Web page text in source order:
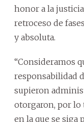
honor a la
retroceso de
y absoluta.
“Consideramos
responsabilidad
supieron
otorgaron, por lo
en la que se siga